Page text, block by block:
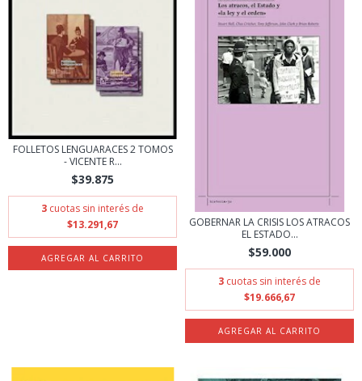
FOLLETOS LENGUARACES 2 TOMOS
- VICENTE R...
$39.875
3 cuotas sin interés de
$13.291,67
GOBERNAR LA CRISIS LOS ATRACOS
EL ESTADO...
$59.000
3 cuotas sin interés de
$19.666,67